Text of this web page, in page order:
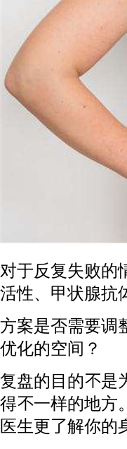
对于反复失败的
活性、甲状腺抗
方案是否需要调
优化的空间？
复盘的目的不是
得不一样的地方
医生更了解你的